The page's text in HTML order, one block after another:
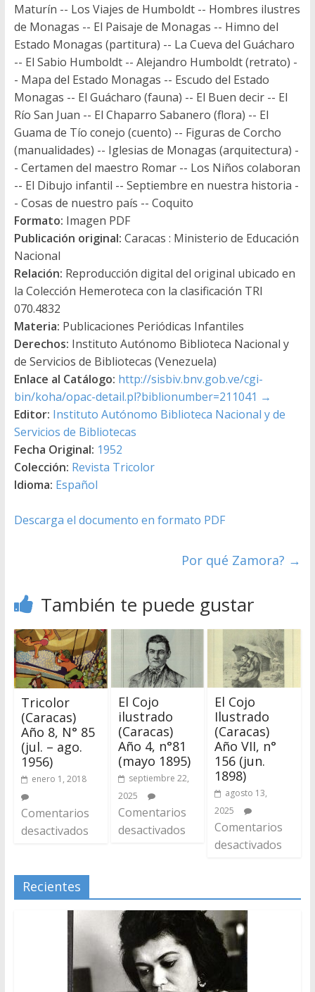
Maturín -- Los Viajes de Humboldt -- Hombres ilustres
de Monagas -- El Paisaje de Monagas -- Himno del
Estado Monagas (partitura) -- La Cueva del Guácharo
-- El Sabio Humboldt -- Alejandro Humboldt (retrato) -
- Mapa del Estado Monagas -- Escudo del Estado
Monagas -- El Guácharo (fauna) -- El Buen decir -- El
Río San Juan -- El Chaparro Sabanero (flora) -- El
Guama de Tío conejo (cuento) -- Figuras de Corcho
(manualidades) -- Iglesias de Monagas (arquitectura) -
- Certamen del maestro Romar -- Los Niños colaboran
-- El Dibujo infantil -- Septiembre en nuestra historia -
- Cosas de nuestro país -- Coquito
Formato: Imagen PDF
Publicación original: Caracas : Ministerio de Educación
Nacional
Relación: Reproducción digital del original ubicado en
la Colección Hemeroteca con la clasificación TRI
070.4832
Materia: Publicaciones Periódicas Infantiles
Derechos: Instituto Autónomo Biblioteca Nacional y
de Servicios de Bibliotecas (Venezuela)
Enlace al Catálogo: http://sisbiv.bnv.gob.ve/cgi-
bin/koha/opac-detail.pl?biblionumber=211041 →
Editor: Instituto Autónomo Biblioteca Nacional y de
Servicios de Bibliotecas
Fecha Original: 1952
Colección: Revista Tricolor
Idioma: Español
Descarga el documento en formato PDF
Por qué Zamora? →
También te puede gustar
Tricolor
(Caracas)
Año 8, N° 85
(jul. – ago.
1956)
enero 1, 2018
Comentarios
desactivados
El Cojo
ilustrado
(Caracas)
Año 4, n°81
(mayo 1895)
septiembre 22,
2025
Comentarios
desactivados
El Cojo
Ilustrado
(Caracas)
Año VII, n°
156 (jun.
1898)
agosto 13,
2025
Comentarios
desactivados
Recientes